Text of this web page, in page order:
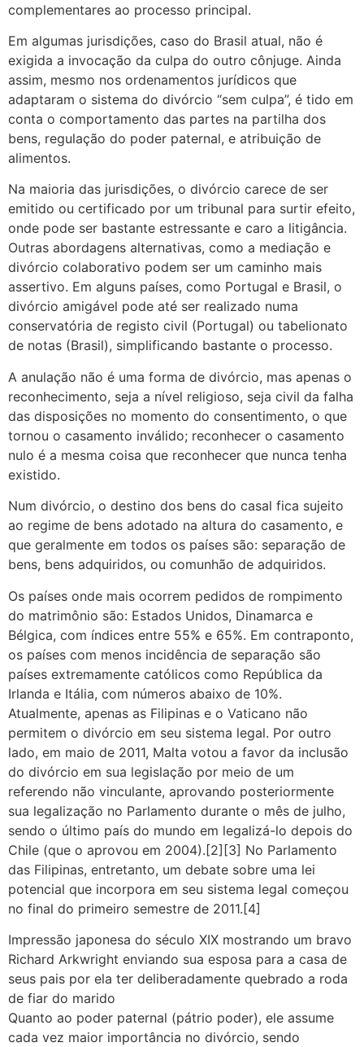
complementares ao processo principal.
Em algumas jurisdições, caso do Brasil atual, não é
exigida a invocação da culpa do outro cônjuge. Ainda
assim, mesmo nos ordenamentos jurídicos que
adaptaram o sistema do divórcio “sem culpa”, é tido em
conta o comportamento das partes na partilha dos
bens, regulação do poder paternal, e atribuição de
alimentos.
Na maioria das jurisdições, o divórcio carece de ser
emitido ou certificado por um tribunal para surtir efeito,
onde pode ser bastante estressante e caro a litigância.
Outras abordagens alternativas, como a mediação e
divórcio colaborativo podem ser um caminho mais
assertivo. Em alguns países, como Portugal e Brasil, o
divórcio amigável pode até ser realizado numa
conservatória de registo civil (Portugal) ou tabelionato
de notas (Brasil), simplificando bastante o processo.
A anulação não é uma forma de divórcio, mas apenas o
reconhecimento, seja a nível religioso, seja civil da falha
das disposições no momento do consentimento, o que
tornou o casamento inválido; reconhecer o casamento
nulo é a mesma coisa que reconhecer que nunca tenha
existido.
Num divórcio, o destino dos bens do casal fica sujeito
ao regime de bens adotado na altura do casamento, e
que geralmente em todos os países são: separação de
bens, bens adquiridos, ou comunhão de adquiridos.
Os países onde mais ocorrem pedidos de rompimento
do matrimônio são: Estados Unidos, Dinamarca e
Bélgica, com índices entre 55% e 65%. Em contraponto,
os países com menos incidência de separação são
países extremamente católicos como República da
Irlanda e Itália, com números abaixo de 10%.
Atualmente, apenas as Filipinas e o Vaticano não
permitem o divórcio em seu sistema legal. Por outro
lado, em maio de 2011, Malta votou a favor da inclusão
do divórcio em sua legislação por meio de um
referendo não vinculante, aprovando posteriormente
sua legalização no Parlamento durante o mês de julho,
sendo o último país do mundo em legalizá-lo depois do
Chile (que o aprovou em 2004).[2][3] No Parlamento
das Filipinas, entretanto, um debate sobre uma lei
potencial que incorpora em seu sistema legal começou
no final do primeiro semestre de 2011.[4]
Impressão japonesa do século XIX mostrando um bravo
Richard Arkwright enviando sua esposa para a casa de
seus pais por ela ter deliberadamente quebrado a roda
de fiar do marido
Quanto ao poder paternal (pátrio poder), ele assume
cada vez maior importância no divórcio, sendo